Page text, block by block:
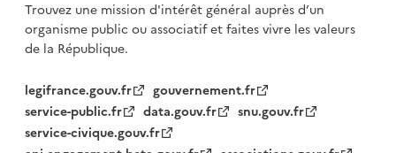
Trouvez une mission d'intérêt général auprès d’un
organisme publicou associatif et faites vivre les valeurs
de la République.
legifrance.gouv.fr
gouvernement.fr
service-public.fr
data.gouv.fr
snu.gouv.fr
service-civique.gouv.fr